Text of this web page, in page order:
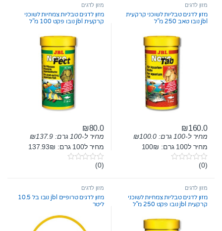
t
o
f
5
t
o
f
5
מזון לדגים
מזון לדגים טבליות לשוכני קרקעית
jbl נובו טאב 250 מ”ל
₪160.0
מחיר ל-100 גרם: ₪100.0
מחיר ל100 גרם: 100₪
0
t
f
5
(0)
מזון לדגים
מזון לדגים טבליות צמחיות לשוכני
קרקעית jbl נובו פקט 100 מ”ל
₪80.0
מחיר ל-100 גרם: ₪137.9
מחיר ל100 גרם: 137.93₪
0
t
f
5
(0)
מזון לדגים
מזון לדגים טבליות צמחיות לשוכני
קרקעית jbl נובו פקט 250 מ”ל
מזון לדגים
מזון לדגים טרופיים jbl נובו בל 10.5
ליטר